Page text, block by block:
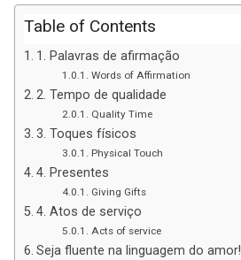
Table of Contents
1. Palavras de afirmação
Words of Affirmation
2. Tempo de qualidade
Quality Time
3. Toques físicos
Physical Touch
4. Presentes
Giving Gifts
4. Atos de serviço
Acts of service
Seja fluente na linguagem do amor!